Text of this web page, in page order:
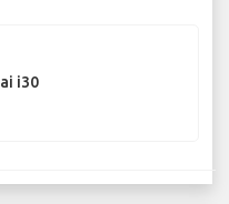
i30